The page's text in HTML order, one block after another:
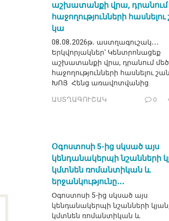
աշխատանքի վրա, դրանում
հաջողությունների
կա
08․08․2026թ․ աստղագուշակ․․․
Երկվորյակներ՝ Կենտրոնացեք
աշխատանքի վրա, դրանում մեծ
հաջողությունների հասնելու
ԽՈՅ Հենց առավոտվանից
ԱՍՏՂԱԳՈՒՇԱԿ 0
Օգոստոսի 5-ից սկսած այս
կենդանակերպի նշանների
կմտնեն ռոմանտիկան և
երջանկությունը․․․
Օգոստոսի 5-ից սկսած այս
կենդանակերպի նշանների
կմտնեն ռոմանտիկան և